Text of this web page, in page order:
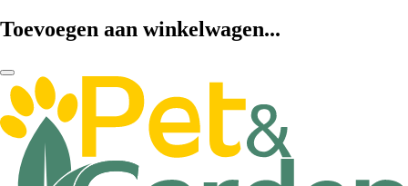
Toevoegen aan winkelwagen...